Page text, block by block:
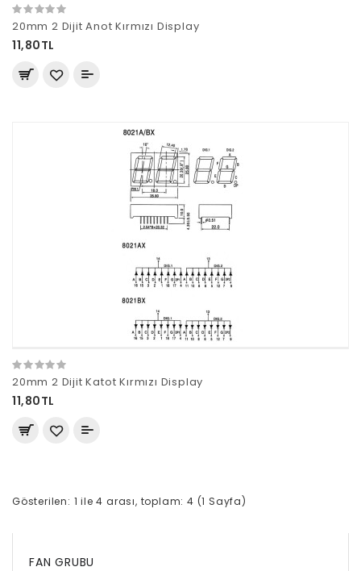
20mm 2 Dijit Anot Kırmızı Display
11,80TL
20mm 2 Dijit Katot Kırmızı Display
11,80TL
Gösterilen: 1 ile 4 arası, toplam: 4 (1 Sayfa)
FAN GRUBU